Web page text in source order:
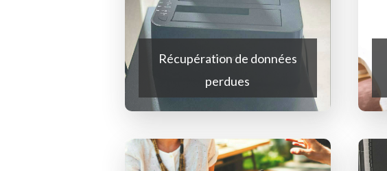
Récupération de données
perdues